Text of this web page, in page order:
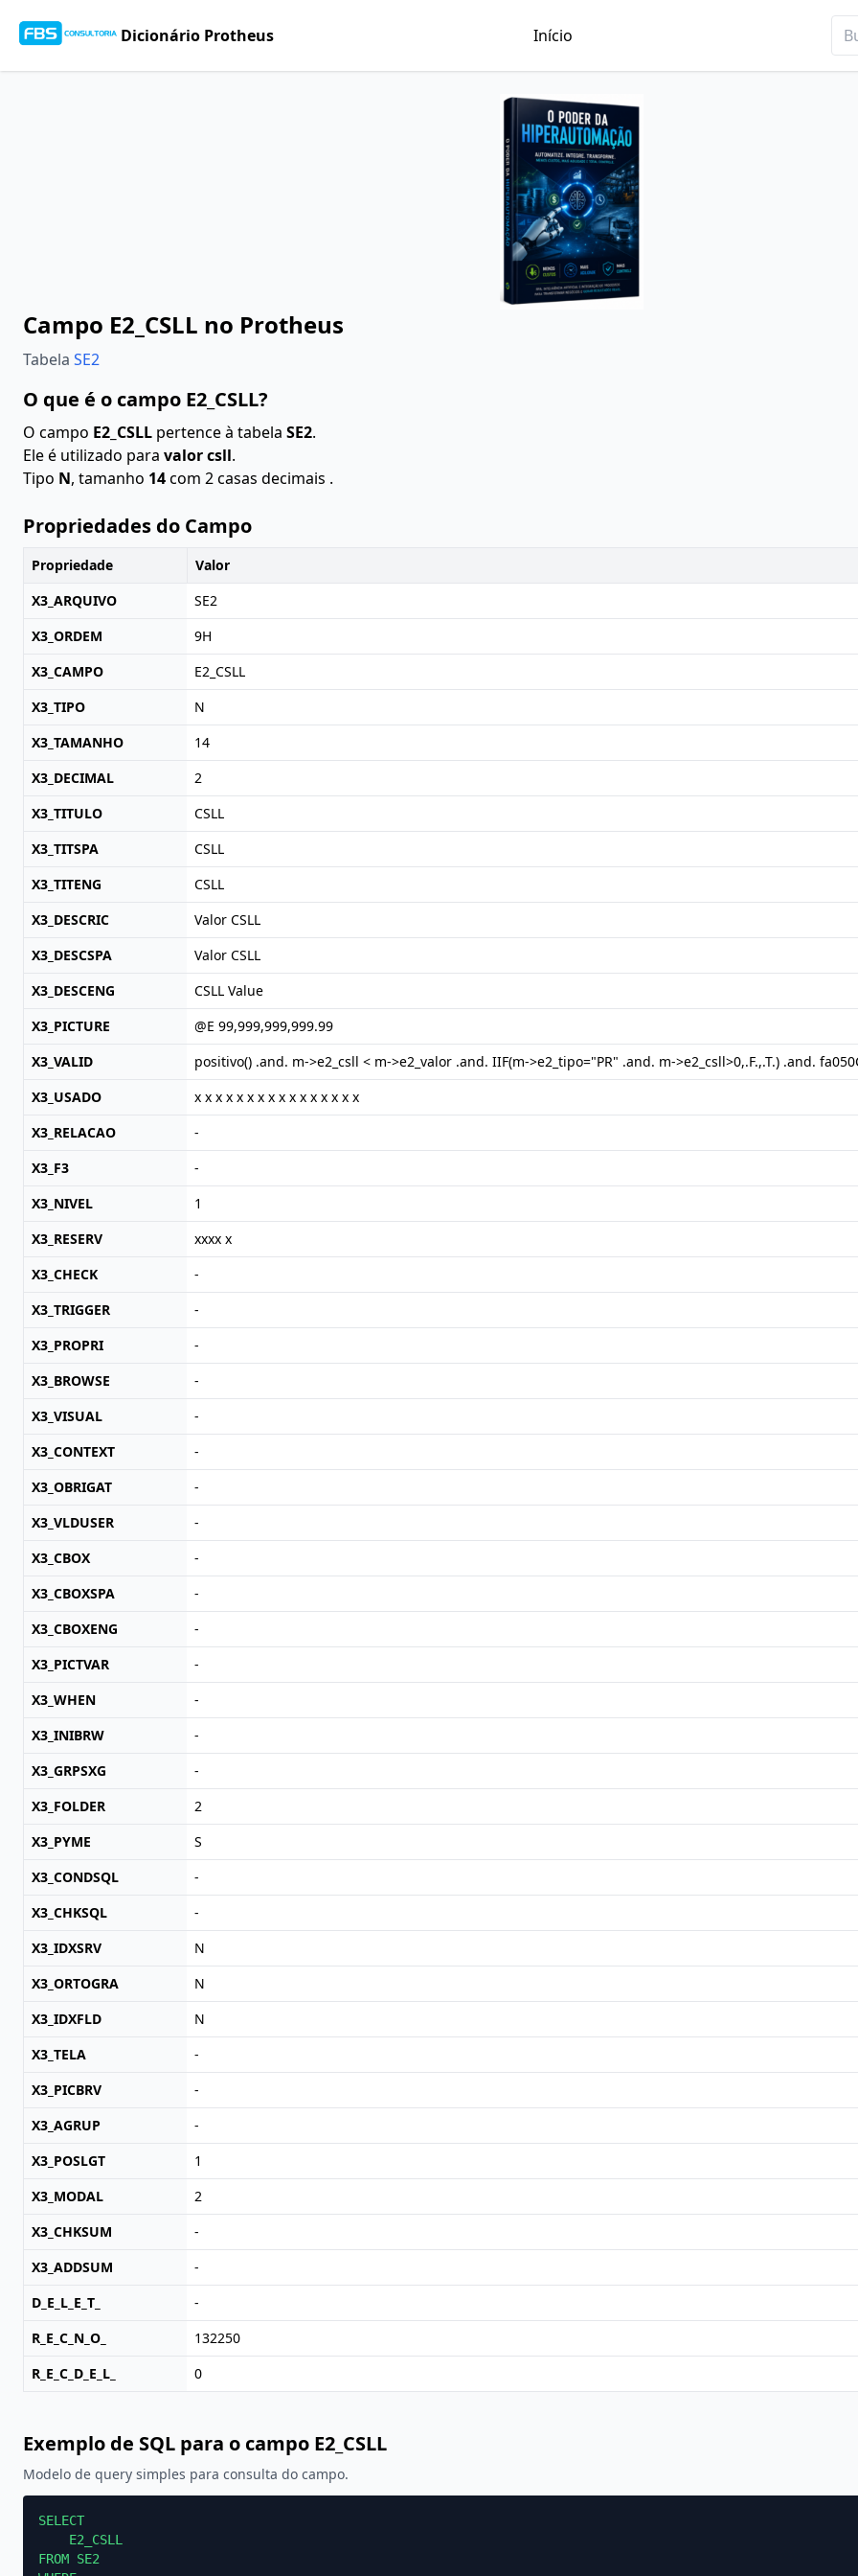
Dicionário Protheus Início
Campo E2_CSLL no Protheus
Tabela SE2
O que é o campo E2_CSLL?
O campo E2_CSLL pertence à tabela SE2.
Ele é utilizado para valor csll.
Tipo N, tamanho 14com 2 casas decimais .
Propriedades do Campo
Propriedade
Valor
X3_ARQUIVO
SE2
X3_ORDEM
9H
X3_CAMPO
E2_CSLL
X3_TIPO
N
X3_TAMANHO
14
X3_DECIMAL
2
X3_TITULO
CSLL
X3_TITSPA
CSLL
X3_TITENG
CSLL
X3_DESCRIC
Valor CSLL
X3_DESCSPA
Valor CSLL
X3_DESCENG
CSLL Value
X3_PICTURE
@E 99,999,999,999.99
X3_VALID
positivo() .and. m->e2_csll < m->e2_valor .and. IIF(m->e2_tipo="PR" .and. m->e2_csll>0,.F.,.T.) .and.
X3_USADO
x x x x x x x x x x x x x x x x
X3_RELACAO
-
X3_F3
-
X3_NIVEL
1
X3_RESERV
xxxx x
X3_CHECK
-
X3_TRIGGER
-
X3_PROPRI
-
X3_BROWSE
-
X3_VISUAL
-
X3_CONTEXT
-
X3_OBRIGAT
-
X3_VLDUSER
-
X3_CBOX
-
X3_CBOXSPA
-
X3_CBOXENG
-
X3_PICTVAR
-
X3_WHEN
-
X3_INIBRW
-
X3_GRPSXG
-
X3_FOLDER
2
X3_PYME
S
X3_CONDSQL
-
X3_CHKSQL
-
X3_IDXSRV
N
X3_ORTOGRA
N
X3_IDXFLD
N
X3_TELA
-
X3_PICBRV
-
X3_AGRUP
-
X3_POSLGT
1
X3_MODAL
2
X3_CHKSUM
-
X3_ADDSUM
-
D_E_L_E_T_
-
R_E_C_N_O_
132250
R_E_C_D_E_L_
0
Exemplo de SQL para o campo E2_CSLL
Modelo de query simples para consulta do campo.
SELECT
    E2_CSLL
FROM SE2